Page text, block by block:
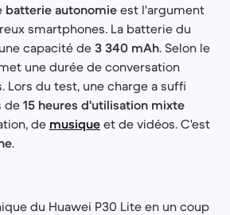
batterie autonomie est l'argument
smartphones. La batterie du
capacité de 3 340 mAh. Selon le
une durée de conversation
Lors du test, une charge a suffi
de 15 heures d'utilisation mixte
de musique et de vidéos. C'est
.
du Huawei P30 Lite en un coup